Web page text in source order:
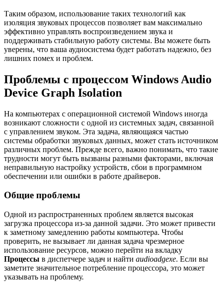
Таким образом, использование таких технологий как
изоляция звуковых процессов позволяет вам максимально
эффективно управлять воспроизведением звука и
поддерживать стабильную работу системы. Вы можете быть
уверены, что ваша аудиосистема будет работать надежно, без
лишних помех и проблем.
Проблемы с процессом Windows Audio
Device Graph Isolation
На компьютерах с операционной системой Windows иногда
возникают сложности с одной из системных задач, связанной
с управлением звуком. Эта задача, являющаяся частью
системы обработки звуковых данных, может стать источником
различных проблем. Прежде всего, важно понимать, что такие
трудности могут быть вызваны разными факторами, включая
неправильную настройку устройств, сбои в программном
обеспечении или ошибки в работе драйверов.
Общие проблемы
Одной из распространенных проблем является высокая
загрузка процессора из-за данной задачи. Это может привести
к заметному замедлению работы компьютера. Чтобы
проверить, не вызывает ли данная задача чрезмерное
использование ресурсов, можно перейти на вкладку
Процессы в диспетчере задач и найти audioadgexe. Если вы
заметите значительное потребление процессора, это может
указывать на проблему.